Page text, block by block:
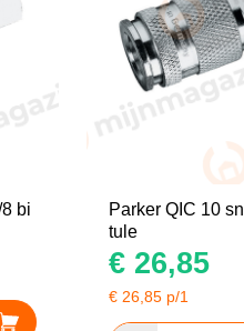
bi
Parker QIC 10
tule
€26,85
€ 26,85p/1